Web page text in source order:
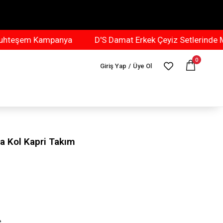
D'S Damat Erkek Çeyiz Setlerinde
Giriş Yap / Üye Ol
0
Kol Kapri Takım